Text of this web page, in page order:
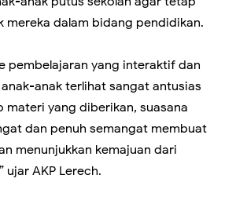
mereka dalam bidang pendidikan.
pembelajaran yang interaktif dan
anak terlihat sangat antusias
materi yang diberikan, suasana
dan penuh semangat membuat
menunjukkan kemajuan dari
ujar AKP Lerech.